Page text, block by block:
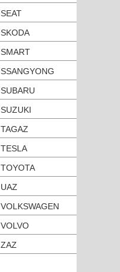
SEAT
SKODA
SMART
SSANGYONG
SUBARU
SUZUKI
TAGAZ
TESLA
TOYOTA
UAZ
VOLKSWAGEN
VOLVO
ZAZ